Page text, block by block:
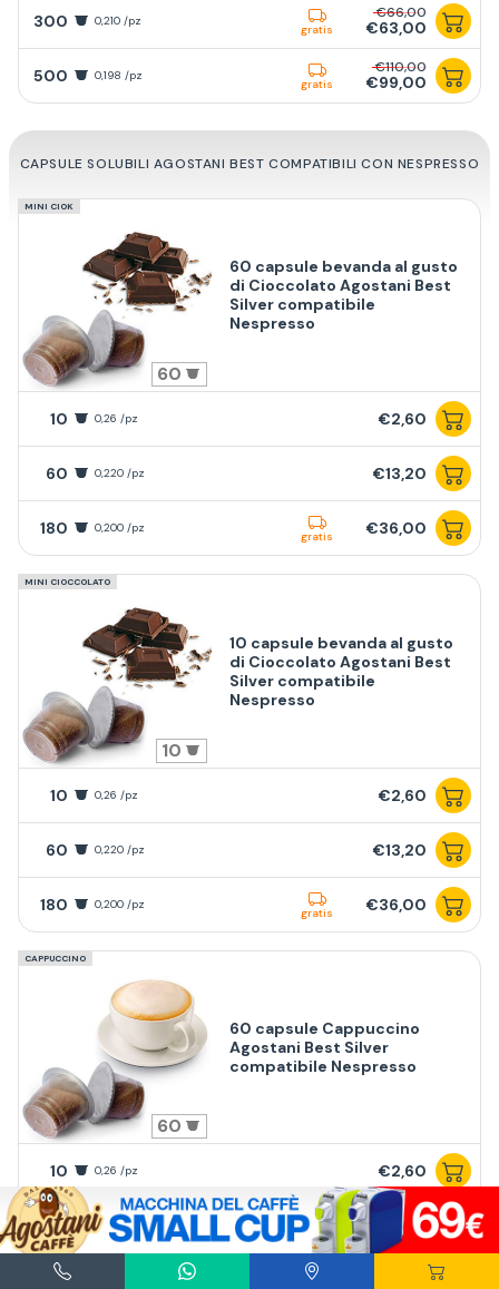
300 0,210 /pz
gratis
€66,00
€63,00
500 0,198 /pz
gratis
€110,00
€99,00
CAPSULE SOLUBILI AGOSTANI BEST COMPATIBILI CON NESPRESSO
MINI CIOK
60
60 capsule bevanda al gusto
di Cioccolato Agostani Best
Silver compatibile
Nespresso
10 0,26 /pz €2,60
60 0,220 /pz €13,20
180 0,200 /pz
gratis €36,00
MINI CIOCCOLATO
10
10 capsule bevanda al gusto
di Cioccolato Agostani Best
Silver compatibile
Nespresso
10 0,26 /pz €2,60
60 0,220 /pz €13,20
180 0,200 /pz
gratis €36,00
CAPPUCCINO
60
60 capsule Cappuccino
Agostani Best Silver
compatibile Nespresso
10 0,26 /pz €2,60
60 0,220 /pz €13,20
180